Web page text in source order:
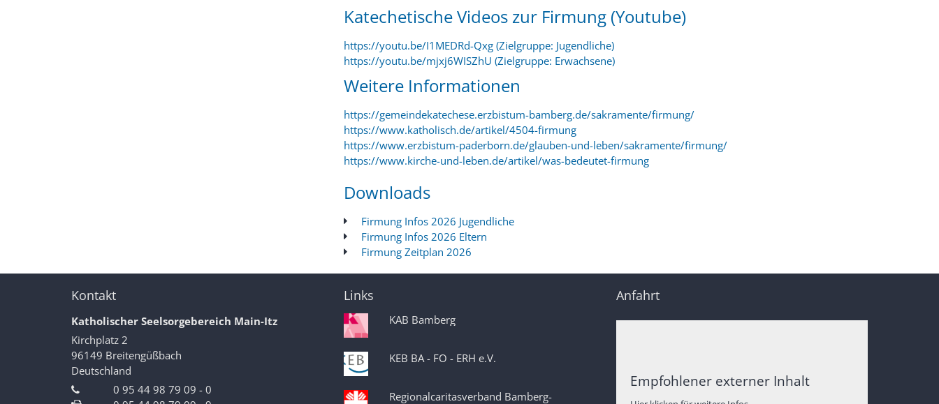
Katechetische Videos zur Firmung (Youtube)
https://youtu.be/I1MEDRd-Qxg (Zielgruppe: Jugendliche)
https://youtu.be/mjxj6WISZhU (Zielgruppe: Erwachsene)
Weitere Informationen
https://gemeindekatechese.erzbistum-bamberg.de/sakramente/firmung/
https://www.katholisch.de/artikel/4504-firmung
https://www.erzbistum-paderborn.de/glauben-und-leben/sakramente/firmung/
https://www.kirche-und-leben.de/artikel/was-bedeutet-firmung
Downloads
Firmung Infos 2026 Jugendliche
Firmung Infos 2026 Eltern
Firmung Zeitplan 2026
Kontakt
Katholischer Seelsorgebereich Main-Itz
Kirchplatz 2
96149 Breitengüßbach
Deutschland
0 95 44 98 79 09 - 0
Links
KAB Bamberg
KEB BA - FO - ERH e.V.
Regionalcaritasverband Bamberg-
Anfahrt
Empfohlener externer Inhalt